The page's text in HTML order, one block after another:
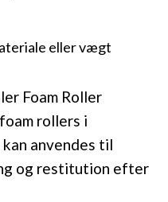
Foam Roller
rollers i
anvendes til
og restitution efter
eller vægt